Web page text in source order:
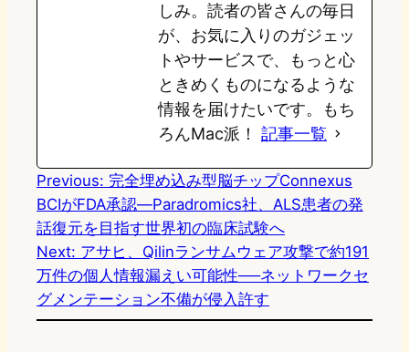
しみ。読者の皆さんの毎日
が、お気に入りのガジェッ
トやサービスで、もっと心
ときめくものになるような
情報を届けたいです。もち
ろんMac派！ 記事一覧
Previous: 完全埋め込み型脳チップConnexus
BCIがFDA承認—Paradromics社、ALS患者の発
話復元を目指す世界初の臨床試験へ
Next: アサヒ、Qilinランサムウェア攻撃で約191
万件の個人情報漏えい可能性──ネットワークセ
グメンテーション不備が侵入許す